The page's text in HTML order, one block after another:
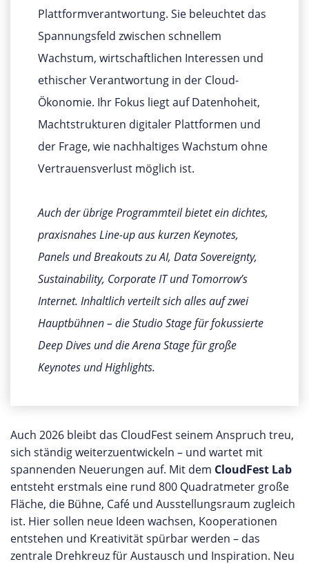
Plattformverantwortung. Sie beleuchtet das
Spannungsfeld zwischen schnellem
Wachstum, wirtschaftlichen Interessen und
ethischer Verantwortung in der Cloud-
Ökonomie. Ihr Fokus liegt auf Datenhoheit,
Machtstrukturen digitaler Plattformen und
der Frage, wie nachhaltiges Wachstum ohne
Vertrauensverlust möglich ist.
Auch der übrige Programmteil bietet ein dichtes,
praxisnahes Line-up aus kurzen Keynotes,
Panels und Breakouts zu AI, Data Sovereignty,
Sustainability, Corporate IT und Tomorrow’s
Internet. Inhaltlich verteilt sich alles auf zwei
Hauptbühnen – die Studio Stage für fokussierte
Deep Dives und die Arena Stage für große
Keynotes und Highlights.
Auch 2026 bleibt das CloudFest seinem Anspruch treu,
sich ständig weiterzuentwickeln – und wartet mit
spannenden Neuerungen auf. Mit dem CloudFest Lab
entsteht erstmals eine rund 800 Quadratmeter große
Fläche, die Bühne, Café und Ausstellungsraum zugleich
ist. Hier sollen neue Ideen wachsen, Kooperationen
entstehen und Kreativität spürbar werden – das
zentrale Drehkreuz für Austausch und Inspiration. Neu